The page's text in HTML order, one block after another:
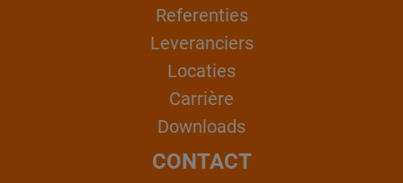
Referenties
Leveranciers
Locaties
Carrière
Downloads
CONTACT